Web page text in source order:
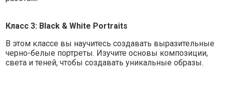
Класс 3: Black & White Portraits
В этом классе вы научитесь создавать выразительные
черно-белые портреты. Изучите основы композиции,
света и теней, чтобы создавать уникальные образы.